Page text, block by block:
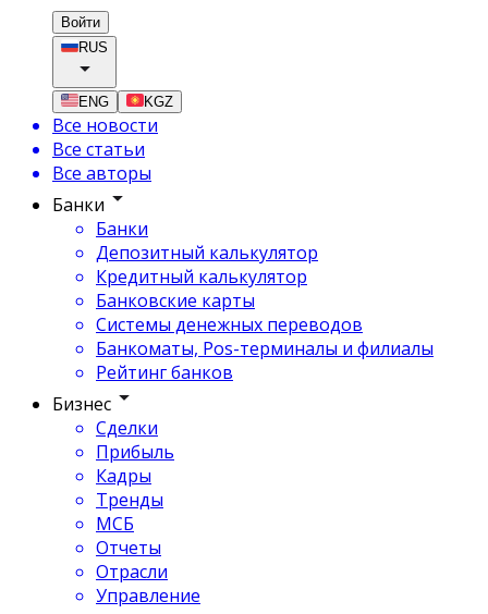
Войти
RUS
ENG KGZ
Все новости
Все статьи
Все авторы
Банки
Банки
Депозитный калькулятор
Кредитный калькулятор
Банковские карты
Системы денежных переводов
Банкоматы, Pos-терминалы и филиалы
Рейтинг банков
Бизнес
Сделки
Прибыль
Кадры
Тренды
МСБ
Отчеты
Отрасли
Управление